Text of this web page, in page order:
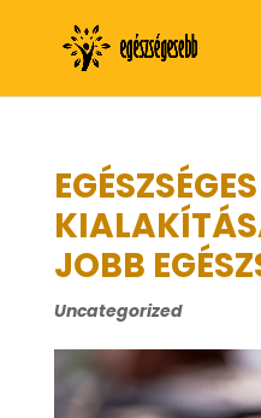
JOBB
Uncategorized